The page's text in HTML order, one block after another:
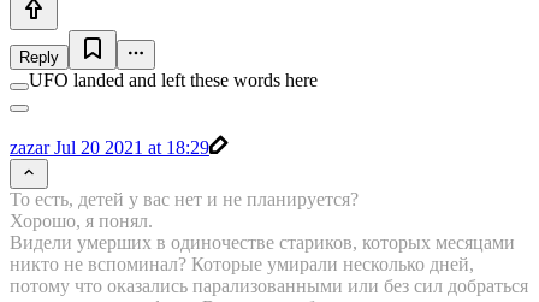
Reply
UFO landed and left these words here
zazarJul 20 2021 at 18:29
То есть, детей у вас нет и не планируется?
Хорошо, я понял.
Видели умерших в одиночестве стариков, которых месяцами
никто не вспоминал? Которые умирали несколько дней,
потому что оказались парализованными или без сил добраться